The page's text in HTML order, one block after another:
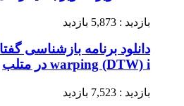
بازدید : 5,873 بازدید
warping (DTW) i در متلب
بازدید : 7,523 بازدید